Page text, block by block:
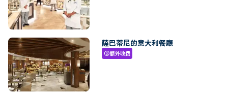
薩巴蒂尼的意大利餐廳
paid额外收费